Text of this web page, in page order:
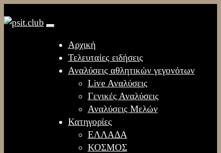
Αρχική
Τελευταίες ειδήσεις
Αναλύσεις αθλητικών γεγονότων
Live Αναλύσεις
Γενικές Αναλύσεις
Αναλύσεις Μελών
Κατηγορίες
ΕΛΛΑΔΑ
ΚΟΣΜΟΣ